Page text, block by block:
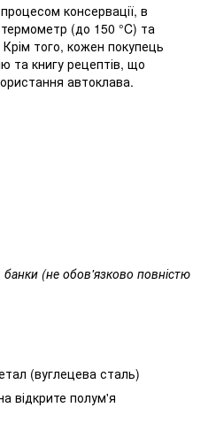
консервації, в
(до 150 °C) та
того, кожен покупець
та книгу рецептів, що
автоклава.
(не обов'язково повністю
(вуглецева сталь)
відкрите полум'я